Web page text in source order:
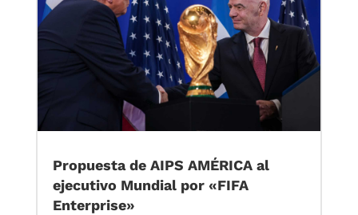
Propuesta de AIPS AMÉRICA al
ejecutivo Mundial por «FIFA
Enterprise»